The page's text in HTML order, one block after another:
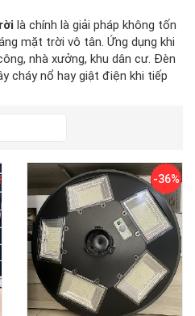
là chính là giải pháp không tốn
mặt trời vô tân. Ứng dụng khi
nhà xưởng, khu dân cư. Đèn
cháy nổ hay giật điện khi tiếp
-36%